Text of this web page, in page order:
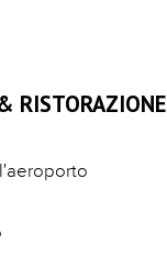
RISTORAZIONE